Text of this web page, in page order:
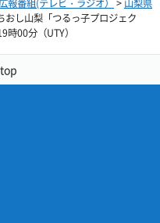
報番組(テレビ・ラジオ） > 山梨県
おし山梨「つるっ子プロジェク
00分（UTY）